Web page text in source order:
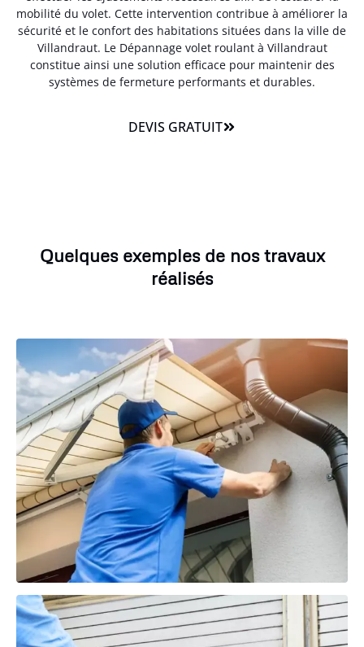
mobilité du volet. Cette intervention contribue à améliorer la
sécurité et le confort des habitations situées dans la ville de
Villandraut. Le Dépannage volet roulant à Villandraut
constitue ainsi une solution efficace pour maintenir des
systèmes de fermeture performants et durables.
DEVIS GRATUIT
Quelques exemples de nos travaux
réalisés